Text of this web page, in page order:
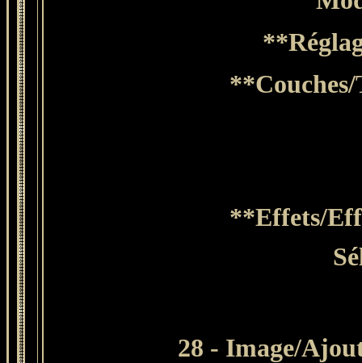
**Couches/
**Effets/
28 - Image/